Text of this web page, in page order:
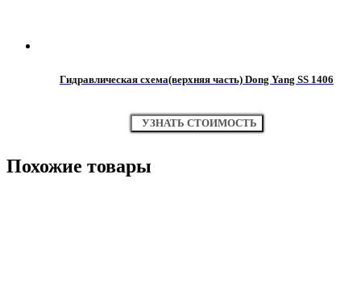
Гидравлическая схема(верхняя часть) Dong Yang SS 1406
УЗНАТЬ СТОИМОСТЬ
Похожие товары